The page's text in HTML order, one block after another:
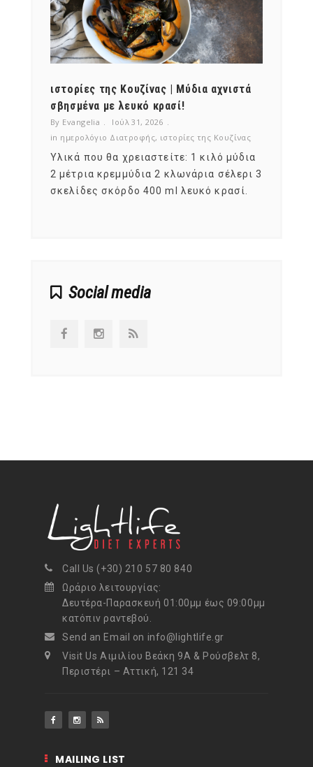
ιστορίες της Κουζίνας | Μύδια αχνιστά
σβησμένα με λευκό κρασί!
By Evangelia
Ιούλ 31, 2026
in ημερολόγιο Διατροφής, ιστορίες της Κουζίνας
Υλικά που θα χρειαστείτε: 1 κιλό μύδια
2 μέτρια κρεμμύδια 2 κλωνάρια σέλερι 3
σκελίδες σκόρδο 400 ml λευκό κρασί.
Social media
Call Us (+30) 210 57 80 840
Ωράριο λειτουργίας:
Δευτέρα-Παρασκευή 01:00μμ έως 09:00μμ
κατόπιν ραντεβού.
Send an Email on info@lightlife.gr
Visit Us Αιμιλίου Βεάκη 9Α & Ρούσβελτ 8,
Περιστέρι – Αττική, 121 34
MAILING LIST